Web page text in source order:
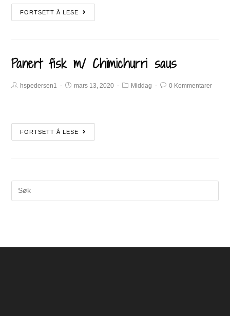
FORTSETT Å LESE
Panert fisk m/ Chimichurri saus
hspedersen1 mars 13, 2020 Middag 0 Kommentarer
FORTSETT Å LESE